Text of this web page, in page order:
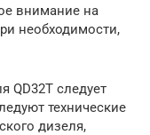
внимание на
необходимости,
QD32Т следует
технические
дизеля,